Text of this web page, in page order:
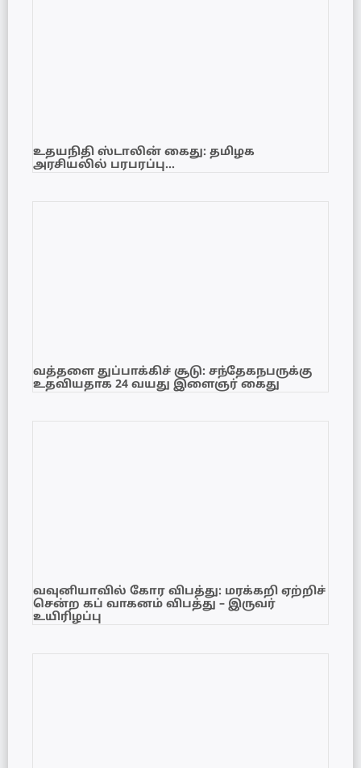
உதயநிதி ஸ்டாலின் கைது: தமிழக
அரசியலில் பரபரப்பு…
வத்தளை துப்பாக்கிச் சூடு: சந்தேகநபருக்கு
உதவியதாக 24 வயது இளைஞர் கைது
வவுனியாவில் கோர விபத்து: மரக்கறி ஏற்றிச்
சென்ற கப் வாகனம் விபத்து – இருவர்
உயிரிழப்பு